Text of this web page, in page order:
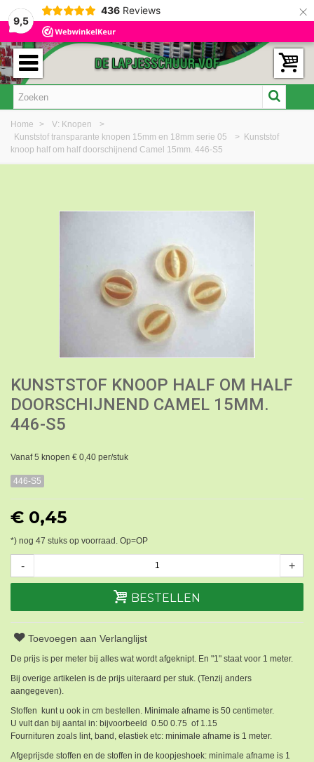
9,5
436 Reviews ×
Home > V: Knopen
>
Kunststof transparante knopen 15mm en 18mm serie 05
> Kunststof
knoop half om half doorschijnend Camel 15mm. 446-S5
KUNSTSTOF KNOOP HALF OM HALF
DOORSCHIJNEND CAMEL 15MM.
446-S5
Vanaf 5 knopen € 0,40 per/stuk
446-S5
€ 0,45
*) nog 47 stuks op voorraad. Op=OP
- +
BESTELLEN
Toevoegen aan Verlanglijst
De prijs is per meter bij alles wat wordt afgeknipt. En "1" staat voor 1 meter.
Bij overige artikelen is de prijs uiteraard per stuk. (Tenzij anders
aangegeven).
Stoffen kunt u ook in cm bestellen. Minimale afname is 50 centimeter.
U vult dan bij aantal in: bijvoorbeeld 0.50 0.75 of 1.15
Fournituren zoals lint, band, elastiek etc: minimale afname is 1 meter.
Afgeprijsde stoffen en de stoffen in de koopjeshoek: minimale afname is 1